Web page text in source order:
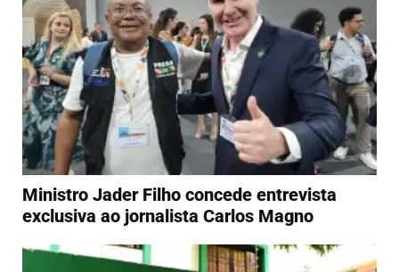
Ministro Jader Filho concede entrevista
exclusiva ao jornalista Carlos Magno